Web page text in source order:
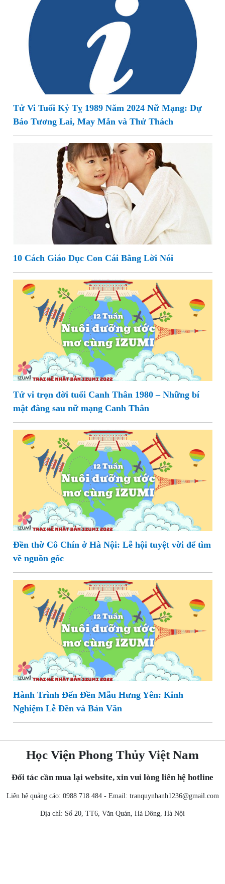
Tử Vi Tuổi Kỷ Tỵ 1989 Năm 2024 Nữ Mạng: Dự
Báo Tương Lai, May Mắn và Thử Thách
10 Cách Giáo Dục Con Cái Bằng Lời Nói
Tử vi trọn đời tuổi Canh Thân 1980 – Những bí
mật đằng sau nữ mạng Canh Thân
Đền thờ Cô Chín ở Hà Nội: Lễ hội tuyệt vời để tìm
về nguồn gốc
Hành Trình Đến Đền Mẫu Hưng Yên: Kinh
Nghiệm Lễ Đền và Bản Văn
Học Viện Phong Thủy Việt Nam
Đối tác cần mua lại website, xin vui lòng liên hệ hotline
Liên hệ quảng cáo: 0988 718 484 - Email: tranquynhanh1236@gmail.com
Địa chỉ: Số 20, TT6, Văn Quán, Hà Đông, Hà Nội